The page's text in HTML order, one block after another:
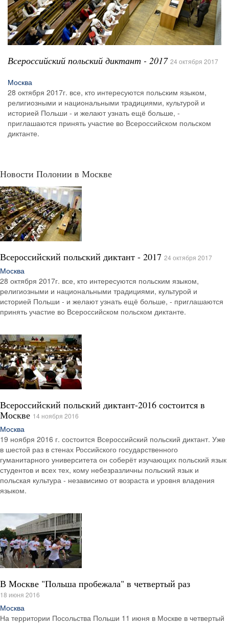
​Всероссийский польский диктант - 2017 24 октября 2017
Москва
28 октября 2017г. все, кто интересуются польским языком,
религиозными и национальными традициями, культурой и
историей Польши - и желают узнать ещё больше, -
приглашаются принять участие во Всероссийском польском
диктанте.
Новости Полонии в Москве
​Всероссийский польский диктант - 2017 24 октября 2017
Москва
28 октября 2017г. все, кто интересуются польским языком,
религиозными и национальными традициями, культурой и
историей Польши - и желают узнать ещё больше, - приглашаются
принять участие во Всероссийском польском диктанте.
Всероссийский польский диктант-2016 состоится в
Москве 14 ноября 2016
Москва
19 ноября 2016 г. состоится Всероссийский польский диктант. Уже
в шестой раз в стенах Российского государственного
гуманитарного университета он соберёт изучающих польский язык
студентов и всех тех, кому небезразличны польский язык и
польская культура - независимо от возраста и уровня владения
языком.
В Москве "Польша пробежала" в четвертый раз
18 июня 2016
Москва
На территории Посольства Польши 11 июня в Москве в четвертый